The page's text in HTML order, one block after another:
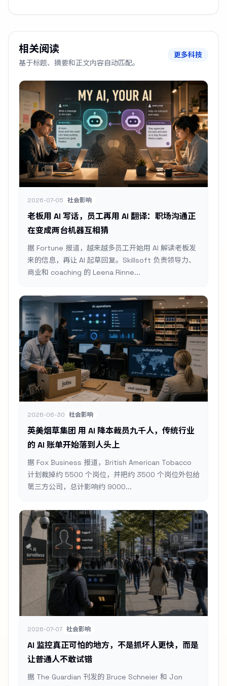
相关阅读
基于标题、摘要和正文内容自动匹配。
更多科技
2026-07-05 社会影响
老板用 AI 写话，员工再用 AI 翻译：职场沟通正
在变成两台机器互相猜
据 Fortune 报道，越来越多员工开始用 AI 解读老板发
来的信息，再让 AI 起草回复。Skillsoft 负责领导力、
商业和 coaching 的 Leena Rinne...
2026-06-30 社会影响
英美烟草集团 用 AI 降本裁员九千人，传统行业
的 AI 账单开始落到人头上
据 Fox Business 报道，British American Tobacco
计划裁掉约 5500 个岗位，并把约 3500 个岗位外包给
第三方公司，总计影响约 9000...
2026-07-07 社会影响
AI 监控真正可怕的地方，不是抓坏人更快，而是
让普通人不敢试错
据 The Guardian 刊发的 Bruce Schneier 和 Jon